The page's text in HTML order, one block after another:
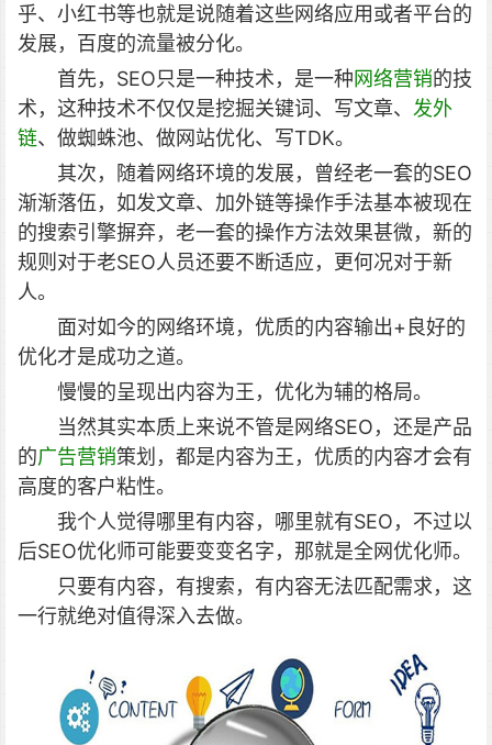
乎、小红书等也就是说随着这些网络应用或者平台的
发展，百度的流量被分化。
首先，SEO只是一种技术，是一种网络营销的技
术，这种技术不仅仅是挖掘关键词、写文章、 发外
链、做蜘蛛池、做网站优化、写TDK。
其次，随着网络环境的发展，曾经老一套的SEO
渐渐落伍，如发文章、加外链等操作手法基本被现在
的搜索引擎摒弃，老一套的操作方法效果甚微，新的
规则对于老SEO人员还要不断适应，更何况对于新
人。
面对如今的网络环境，优质的内容输出+良好的
优化才是成功之道。
慢慢的呈现出内容为王，优化为辅的格局。
当然其实本质上来说不管是网络SEO，还是产品
的广告营销策划，都是内容为王，优质的内容才会有
高度的客户粘性。
我个人觉得哪里有内容，哪里就有SEO，不过以
后SEO优化师可能要变变名字，那就是全网优化师。
只要有内容，有搜索，有内容无法匹配需求，这
一行就绝对值得深入去做。